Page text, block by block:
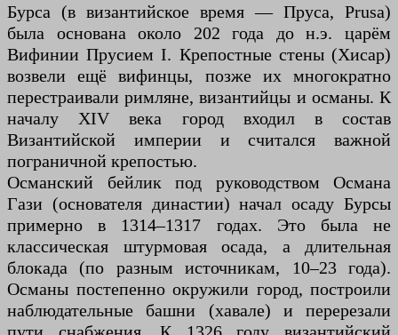
Бурса (в византийское время — Пруса, Prusa)
была основана около 202 года до н.э. царём
Вифинии Прусием I. Крепостные стены (Хисар)
возвели ещё вифинцы, позже их многократно
перестраивали римляне, византийцы и османы. К
началу XIV века город входил в состав
Византийской империи и считался важной
пограничной крепостью.
Османский бейлик под руководством Османа
Гази (основателя династии) начал осаду Бурсы
примерно в 1314–1317 годах. Это была не
классическая штурмовая осада, а длительная
блокада (по разным источникам, 10–23 года).
Османы постепенно окружили город, построили
наблюдательные башни (хавале) и перерезали